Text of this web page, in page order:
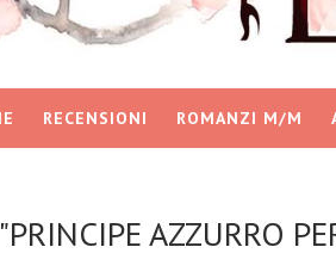
RECENSIONI ROMANZI M/M
AZZURRO